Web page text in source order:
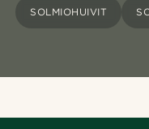
SOLMIOHUIVIT